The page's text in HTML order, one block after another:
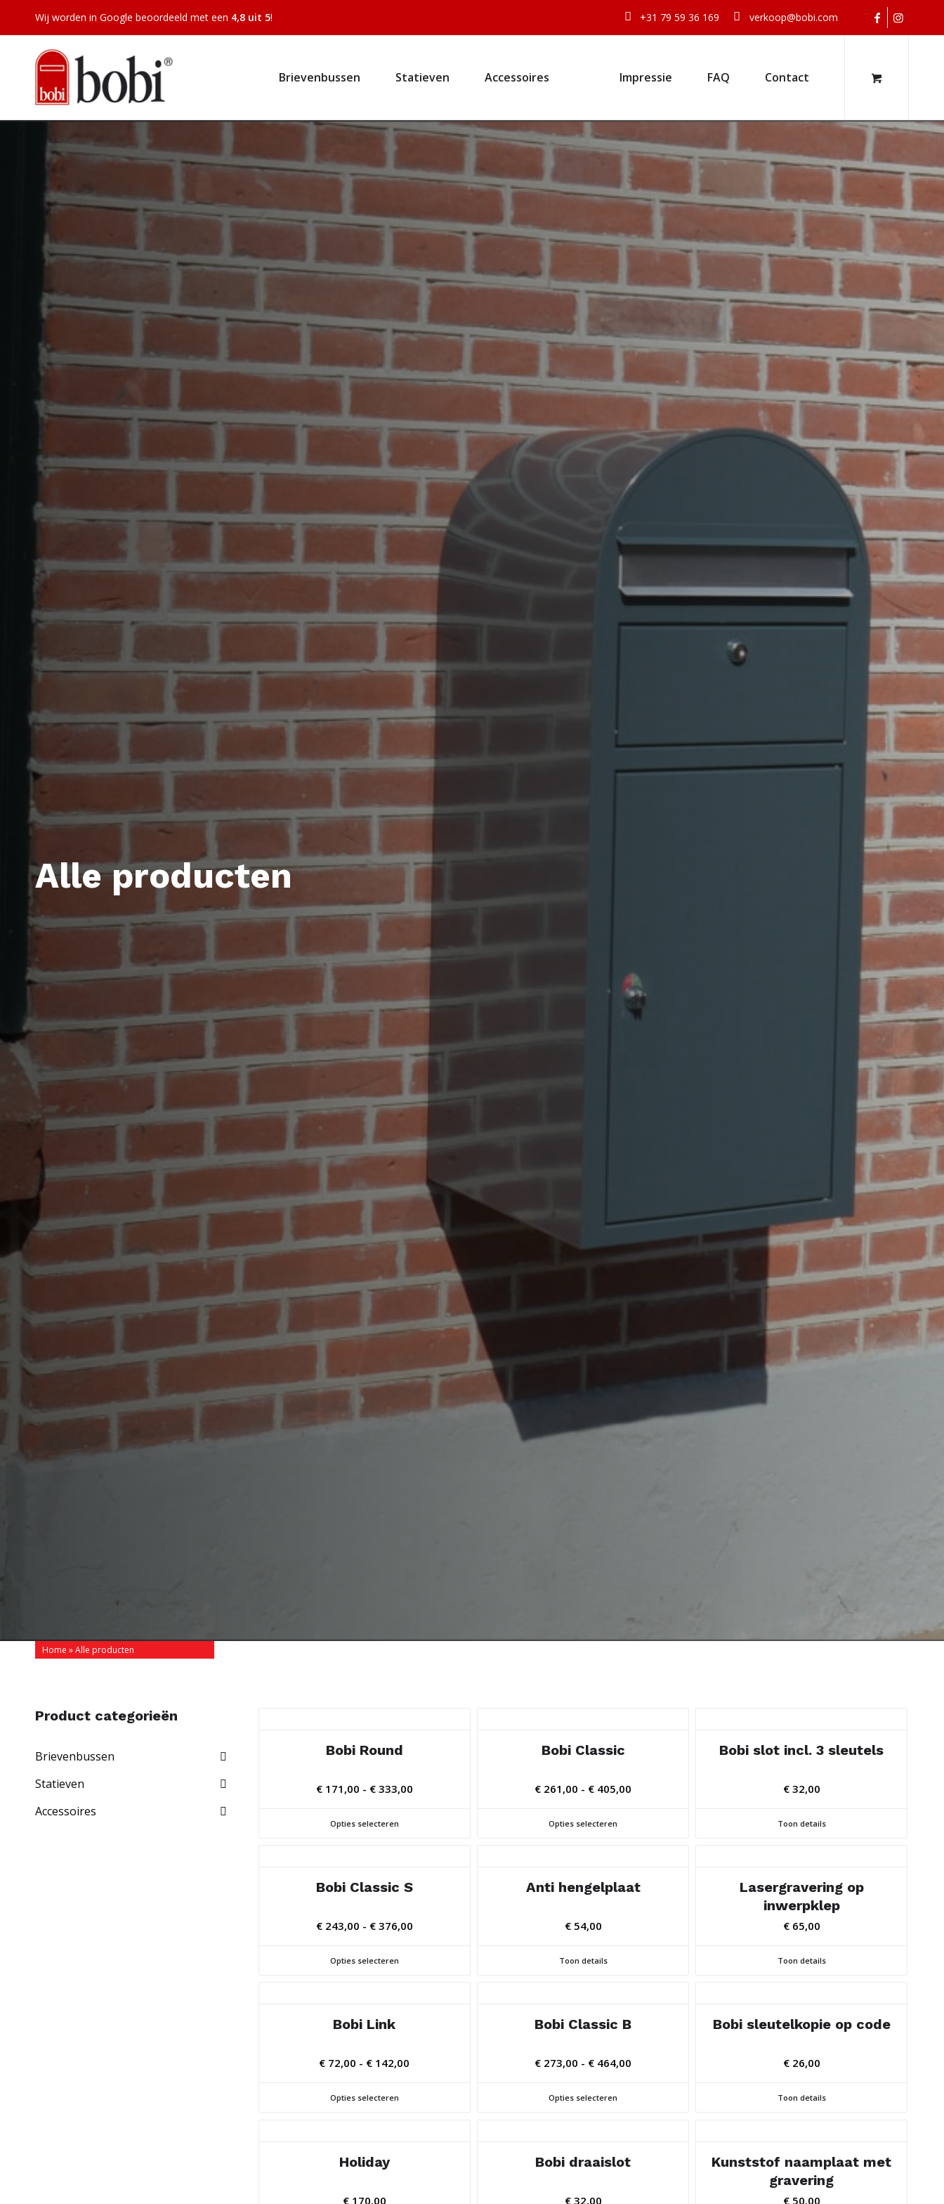
+31 79 59 36 169 verkoop@bobi.com
Wij worden in Google beoordeeld met een 4,8 uit 5!
Brievenbussen Statieven Accessoires Impressie FAQ Contact
Alle producten
Home »Alle producten
Product categorieën
Brievenbussen
Statieven
Accessoires
Bobi Round
€171,00 - €333,00Prijsklasse:
Opties selecteren
Bobi Classic
€ 261,00 - € 405,00
Opties selecteren
Bobi slot incl. 3 sleutels
€32,00
Toon details
Bobi Classic S
€243,00 - €376,00Prijsklasse:
Opties selecteren
Anti hengelplaat
€54,00
Toon details
Lasergravering op
inwerpklep
€65,00
Toon details
Bobi Link
€ 72,00 - € 142,00
Opties selecteren
Bobi Classic B
€ 273,00 - € 464,00
Opties selecteren
Bobi sleutelkopie op code
€26,00
Toon details
Holiday
€170,00
Bobi draaislot
€32,00
Kunststof naamplaat met
gravering
€50,00